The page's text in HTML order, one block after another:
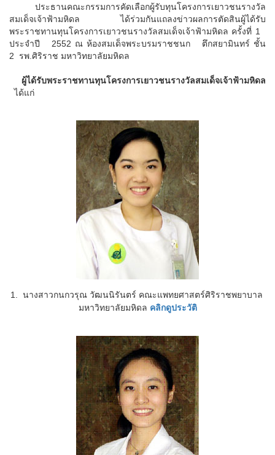
ประธานคณะกรรมการคัดเลือกผู้รับทุนโครงการเยาวชนรางวัล
สมเด็จเจ้าฟ้ามหิดล ได้ร่วมกันแถลงข่าวผลการตัดสินผู้ได้รับ
พระราชทานทุนโครงการเยาวชนรางวัลสมเด็จเจ้าฟ้ามหิดล ครั้งที่ 1
ประจำปี 2552 ณ ห้องสมเด็จพระบรมราชชนก
ตึกสยามินทร์ ชั้น
2 รพ.ศิริราช มหาวิทยาลัยมหิดล
ผู้ได้รับพระราชทานทุนโครงการเยาวชนรางวัลสมเด็จเจ้าฟ้ามหิดล
ได้แก่
1.
นางสาวกนกวรุณ วัฒนนิรันตร์ คณะแพทยศาสตร์ศิริราชพยาบาล
มหาวิทยาลัยมหิดล คลิกดูประวัติ